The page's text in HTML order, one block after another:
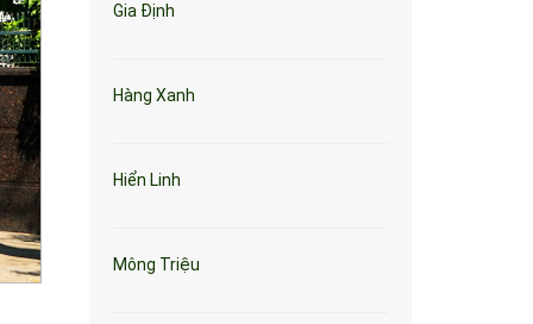
Gia Định
Hàng Xanh
Hiển Linh
Mông Triệu